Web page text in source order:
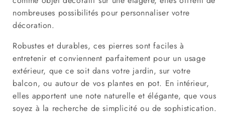
nombreuses possibilités pour personnaliser votre
décoration.
Robustes et durables, ces pierres sont faciles à
entretenir et conviennent parfaitement pour un usage
extérieur, que ce soit dans votre jardin, sur votre
balcon, ou autour de vos plantes en pot. En intérieur,
elles apportent une note naturelle et élégante, que vous
soyez à la recherche de simplicité ou de sophistication.